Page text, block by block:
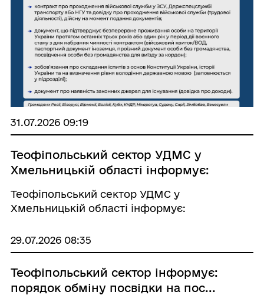
31.07.2026 09:19
Теофіпольський сектор УДМС у
Хмельницькій області інформує:
Теофіпольський сектор УДМС у
Хмельницькій області інформує:
29.07.2026 08:35
Теофіпольський сектор інформує:
порядок обміну посвідки на пос...